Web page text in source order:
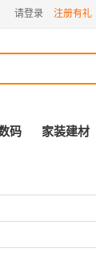
请登录 注册有礼
码 家装建材